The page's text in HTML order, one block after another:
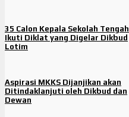
35 Calon Kepala Sekolah Tengah
Ikuti Diklat yang Digelar Dikbud
Lotim
Aspirasi MKKS Dijanjikan akan
Ditindaklanjuti oleh Dikbud dan
Dewan